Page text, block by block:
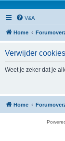
V&A
Home
Verwijder cookies
Weet je zeker dat je
Home